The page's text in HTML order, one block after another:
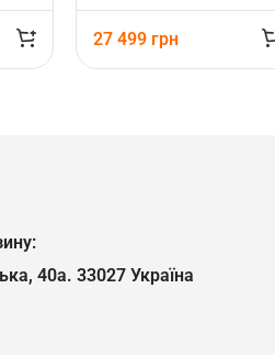
27 499 грн
40а. 33027 Україна